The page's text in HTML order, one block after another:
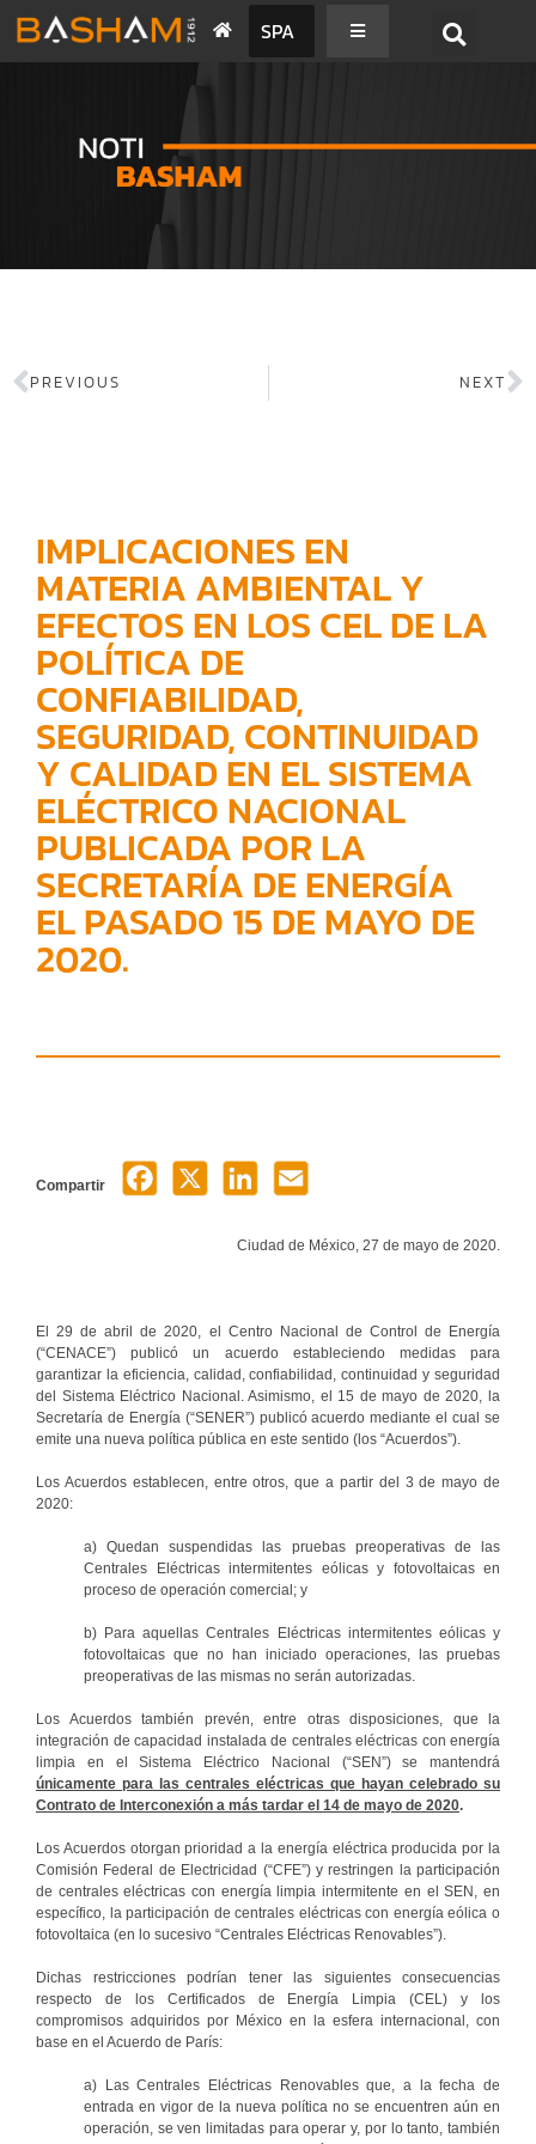
SPA
PREVIOUS NEXT
IMPLICACIONES EN
MATERIA AMBIENTAL Y
EFECTOS EN LOS CEL DE LA
POLÍTICA DE
CONFIABILIDAD,
SEGURIDAD, CONTINUIDAD
Y CALIDAD EN EL SISTEMA
ELÉCTRICO NACIONAL
PUBLICADA POR LA
SECRETARÍA DE ENERGÍA
EL PASADO 15 DE MAYO DE
2020.
Compartir
Ciudad de México, 27 de mayo de 2020.
El 29 de abril de 2020, el Centro Nacional de Control de Energía
(“CENACE”) publicó un acuerdo estableciendo medidas para
garantizar la eficiencia, calidad, confiabilidad, continuidad y seguridad
del Sistema Eléctrico Nacional. Asimismo, el 15 de mayo de 2020, la
Secretaría de Energía (“SENER”) publicó acuerdo mediante el cual se
emite una nueva política pública en este sentido (los “Acuerdos”).
Los Acuerdos establecen, entre otros, que a partir del 3 de mayo de
2020:
a) Quedan suspendidas las pruebas preoperativas de las
Centrales Eléctricas intermitentes eólicas y fotovoltaicas en
proceso de operación comercial; y
b) Para aquellas Centrales Eléctricas intermitentes eólicas y
fotovoltaicas que no han iniciado operaciones, las pruebas
preoperativas de las mismas no serán autorizadas.
Los Acuerdos también prevén, entre otras disposiciones, que la
integración de capacidad instalada de centrales eléctricas con energía
limpia en el Sistema Eléctrico Nacional (“SEN”) se mantendrá
únicamente para las centrales eléctricas que hayan celebrado su
Contrato de Interconexión a más tardar el 14 de mayo de 2020.
Los Acuerdos otorgan prioridad a la energía eléctrica producida por la
Comisión Federal de Electricidad (“CFE”) y restringen la participación
de centrales eléctricas con energía limpia intermitente en el SEN, en
específico, la participación de centrales eléctricas con energía eólica o
fotovoltaica (en lo sucesivo “Centrales Eléctricas Renovables”).
Dichas restricciones podrían tener las siguientes consecuencias
respecto de los Certificados de Energía Limpia (CEL) y los
compromisos adquiridos por México en la esfera internacional, con
base en el Acuerdo de París:
a) Las Centrales Eléctricas Renovables que, a la fecha de
entrada en vigor de la nueva política no se encuentren aún en
operación, se ven limitadas para operar y, por lo tanto, también